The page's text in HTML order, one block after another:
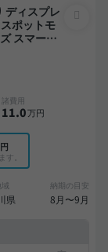
ポットモ
スマート
諸費用
11.0万円
円
。
県
納期の目安
8月〜9月